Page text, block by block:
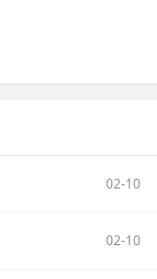
02-10
02-10